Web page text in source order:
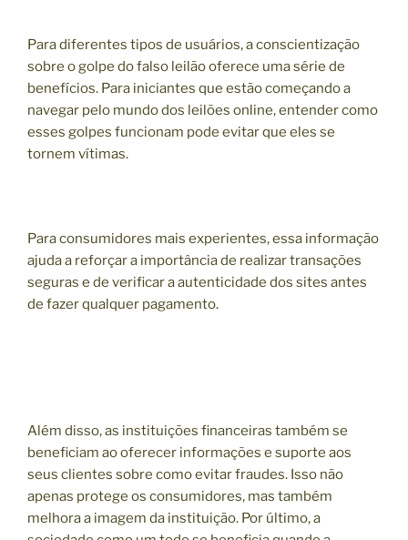
Para diferentes tipos de usuários, a conscientização
sobre o golpe do falso leilão oferece uma série de
benefícios. Para iniciantes que estão começando a
navegar pelo mundo dos leilões online, entender como
esses golpes funcionam pode evitar que eles se
tornem vítimas.
Para consumidores mais experientes, essa informação
ajuda a reforçar a importância de realizar transações
seguras e de verificar a autenticidade dos sites antes
de fazer qualquer pagamento.
Além disso, as instituições financeiras também se
beneficiam ao oferecer informações e suporte aos
seus clientes sobre como evitar fraudes. Isso não
apenas protege os consumidores, mas também
melhora a imagem da instituição. Por último, a